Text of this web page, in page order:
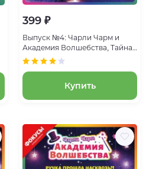
399 ₽
Выпуск №4: Чарли Чарм и
Академия Волшебства, Тайна
телепортации раскрыта
Купить